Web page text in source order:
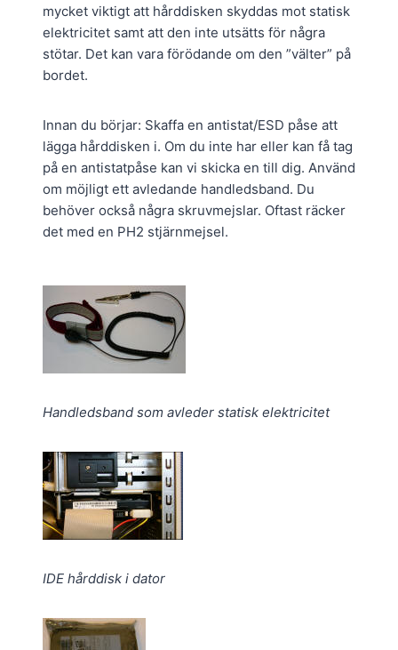
mycket viktigt att hårddisken skyddas mot statisk
elektricitet samt att den inte utsätts för några
stötar. Det kan vara förödande om den ”välter” på
bordet.
Innan du börjar: Skaffa en antistat/ESD påse att
lägga hårddisken i. Om du inte har eller kan få tag
på en antistatpåse kan vi skicka en till dig. Använd
om möjligt ett avledande handledsband. Du
behöver också några skruvmejslar. Oftast räcker
det med en PH2 stjärnmejsel.
Handledsband som avleder statisk elektricitet
IDE hårddisk i dator